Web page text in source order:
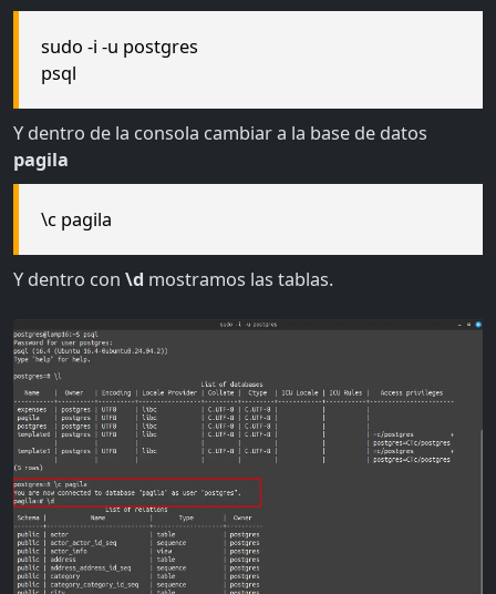
sudo -i -u postgres
psql
Y dentro de la consola cambiar a la base de datos
pagila
\c pagila
Y dentro con \d mostramos las tablas.